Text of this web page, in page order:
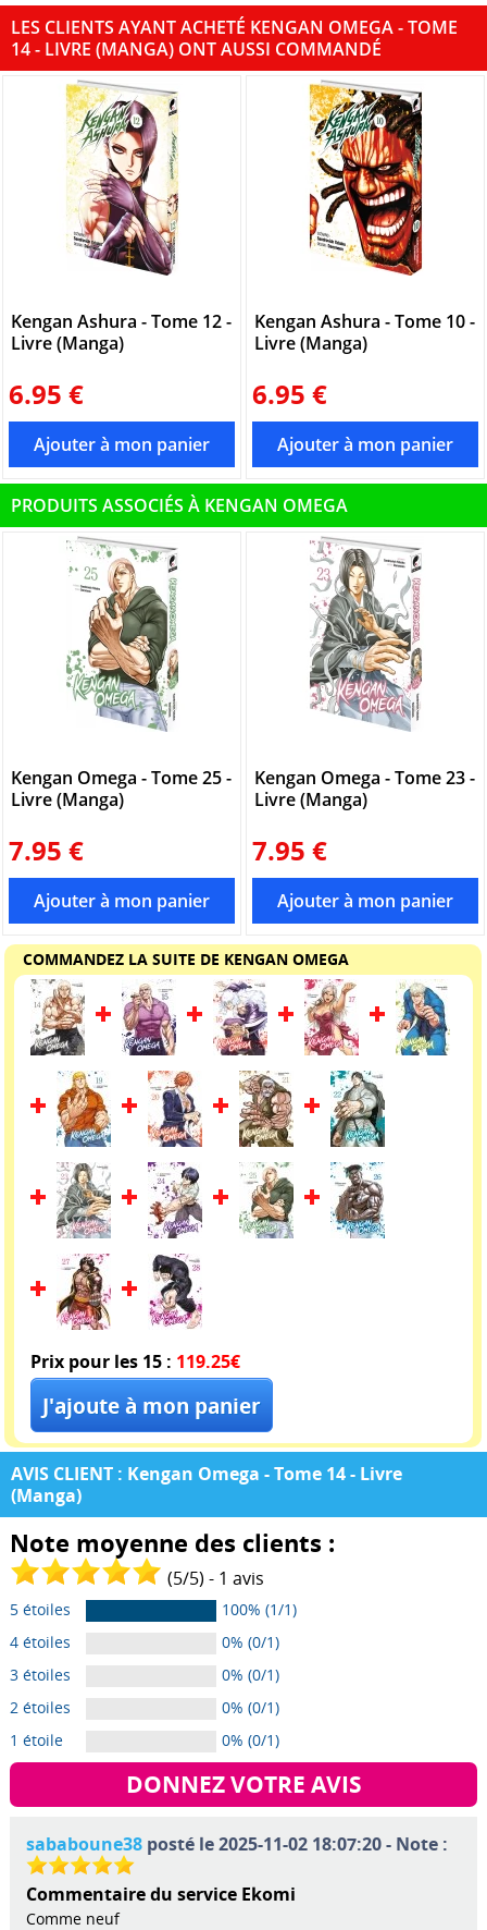
LES CLIENTS AYANT ACHETÉ KENGAN OMEGA - TOME
14 - LIVRE (MANGA) ONT AUSSI COMMANDÉ
Kengan Ashura - Tome 12 -
Livre (Manga)
6.95 €
Kengan Ashura - Tome 10 -
Livre (Manga)
6.95 €
PRODUITS ASSOCIÉS À KENGAN OMEGA
Kengan Omega - Tome 25 -
Livre (Manga)
7.95 €
Kengan Omega - Tome 23 -
Livre (Manga)
7.95 €
COMMANDEZ LA SUITE DE KENGAN OMEGA
Prix pour les 15 : 119.25€
AVIS CLIENT : Kengan Omega - Tome 14 - Livre
(Manga)
Note moyenne des clients :
(5/5) - 1 avis
5 étoiles
100% (1/1)
4 étoiles
0% (0/1)
3 étoiles
0% (0/1)
2 étoiles
0% (0/1)
1 étoile
0% (0/1)
DONNEZ VOTRE AVIS
sababoune38posté le 2025-11-02 18:07:20 - Note :
Commentaire du service Ekomi
Comme neuf